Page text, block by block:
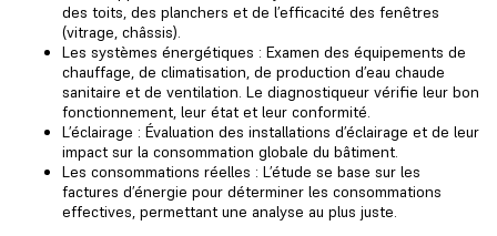
des toits, des planchers et de l’efficacité des fenêtres
(vitrage, châssis).
Les systèmes énergétiques : Examen des équipements de
chauffage, de climatisation, de production d’eau chaude
sanitaire et de ventilation. Le diagnostiqueur vérifie leur bon
fonctionnement, leur état et leur conformité.
L’éclairage : Évaluation des installations d’éclairage et de leur
impact sur la consommation globale du bâtiment.
Les consommations réelles : L’étude se base sur les
factures d’énergie pour déterminer les consommations
effectives, permettant une analyse au plus juste.